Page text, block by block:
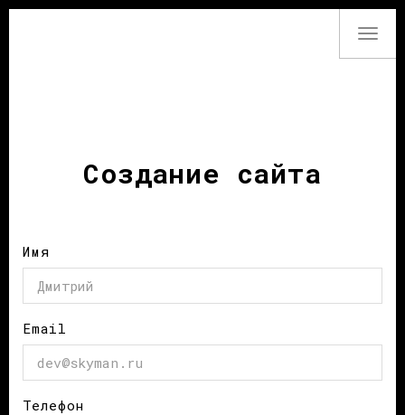
Создание сайта
Имя
Email
Телефон